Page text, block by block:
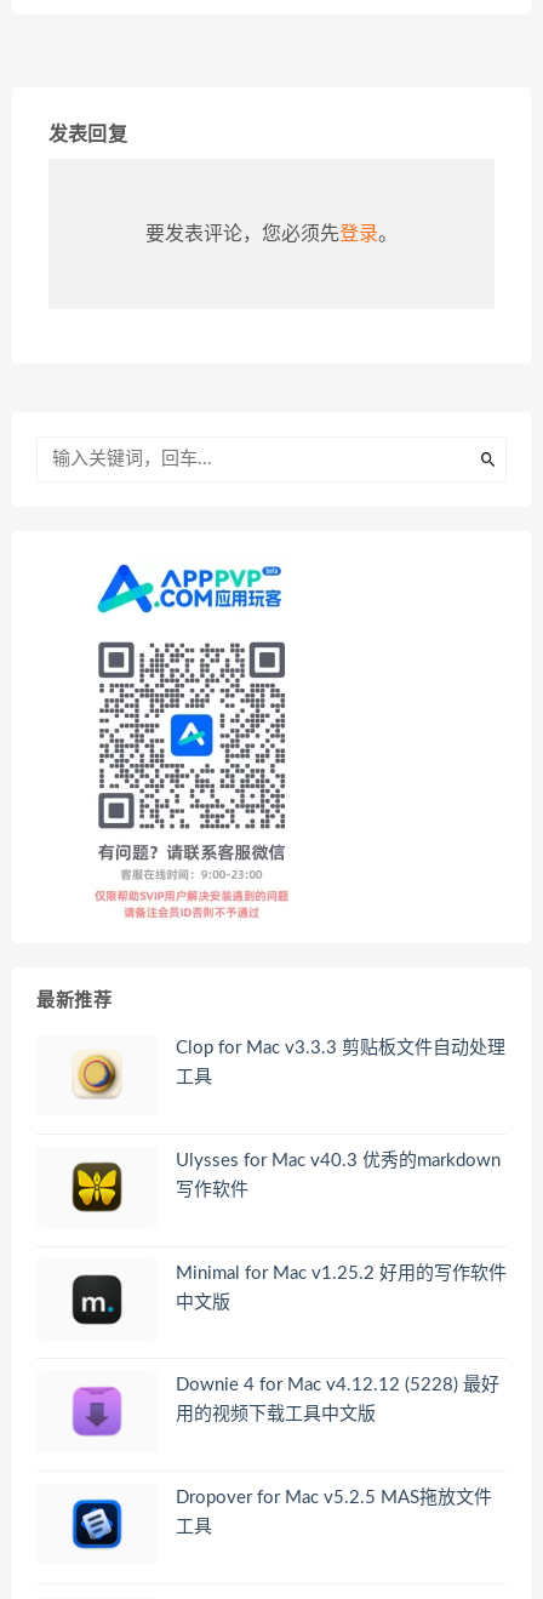
发表回复
要发表评论，您必须先登录。
最新推荐
Clop for Mac v3.3.3 剪贴板文件自动处理
工具
Ulysses for Mac v40.3 优秀的markdown
写作软件
Minimal for Mac v1.25.2 好用的写作软件
中文版
Downie 4 for Mac v4.12.12 (5228) 最好
用的视频下载工具中文版
Dropover for Mac v5.2.5 MAS拖放文件
工具